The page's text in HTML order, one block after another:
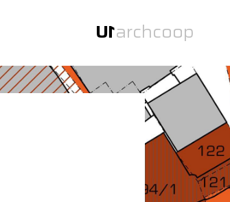
U1archcoop
U1zwei Büros unter einem Dach.